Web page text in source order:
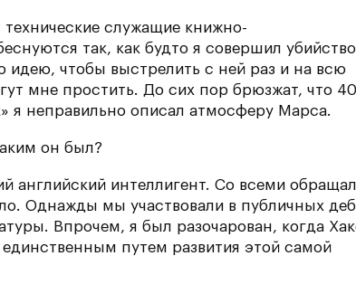
служащие книжно-
так, как будто я совершил убийство
идею, чтобы выстрелить с ней раз и на всю
мне простить. До сих пор брюзжат, что
я неправильно описал атмосферу Марса.
он был?
английский интеллигент. Со всеми
Однажды мы участвовали в публичных
Впрочем, я был разочарован, когда
единственным путем развития этой самой